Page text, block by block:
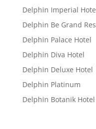
Delphin Imperial
Delphin Be Grand
Delphin Palace Hotel
Delphin Diva Hotel
Delphin Deluxe Hotel
Delphin Platinum
Delphin Botanik Hotel